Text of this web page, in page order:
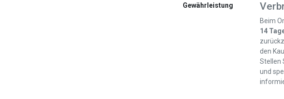
Gewährleistung
Beim
14
den
Stellen
und